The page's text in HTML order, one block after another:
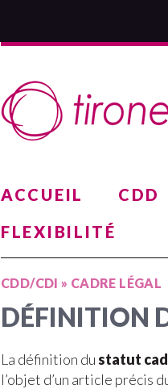
ACCUEIL CDD
FLEXIBILITÉ
CDD/CDI » CADRE LÉGAL
DÉFINITION
La définition dustatut
l’objet d’un article précis